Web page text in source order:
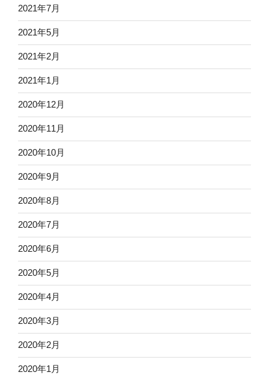
2021年7月
2021年5月
2021年2月
2021年1月
2020年12月
2020年11月
2020年10月
2020年9月
2020年8月
2020年7月
2020年6月
2020年5月
2020年4月
2020年3月
2020年2月
2020年1月